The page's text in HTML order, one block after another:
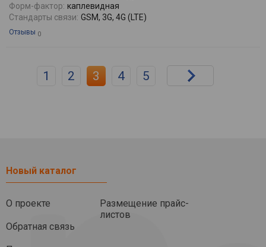
Форм-фактор: каплевидная
Стандарты связи: GSM, 3G, 4G (LTE)
Отзывы 0
1 2 3 4 5
Новый каталог
О проекте
Обратная связь
Размещение прайс-
листов